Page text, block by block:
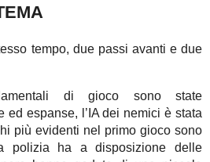
tempo, due passi avanti e due
di gioco sono state
ed espanse, l’IA dei nemici è stata
più evidenti nel primo gioco sono
polizia ha a disposizione delle